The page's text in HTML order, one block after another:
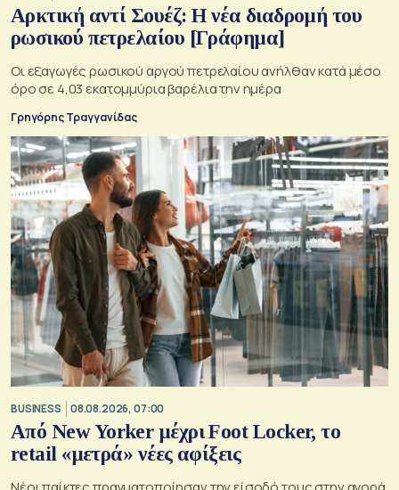
Αρκτική αντί Σουέζ: Η νέα διαδρομή του
ρωσικού πετρελαίου [Γράφημα]
Οι εξαγωγές ρωσικού αργού πετρελαίου ανήλθαν κατά μέσο
όρο σε 4,03 εκατομμύρια βαρέλια την ημέρα
Γρηγόρης Τραγγανίδας
BUSINESS 08.08.2026, 07:00
Από New Yorker μέχρι Foot Locker, το
retail «μετρά» νέες αφίξεις